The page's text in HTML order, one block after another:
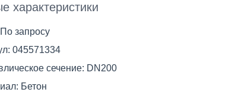
характеристики
По запросу
045571334
сечение: DN200
Бетон